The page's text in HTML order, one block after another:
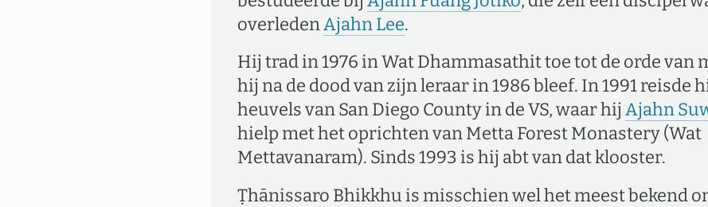
overledenAjahn Lee.
Hij trad in 1976 in Wat Dhammasathit toe tot de orde van
hij na de dood van zijn leraar in 1986 bleef. In 1991 reisde
heuvels van San Diego County in de VS, waar hij Ajahn
hielp met het oprichten van Metta Forest Monastery (Wat
Mettavanaram). Sinds 1993 is hij abt van dat klooster.
Ṭhānissaro Bhikkhu is misschien wel het meest bekend